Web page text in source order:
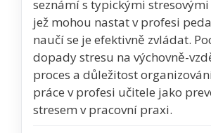
seznámí s typickými
jež mohou nastat v profesi
naučí se je efektivně zvládat.
dopady stresu na výchovně-
proces a důležitost
práce v profesi učitele jako
stresem v pracovní praxi.